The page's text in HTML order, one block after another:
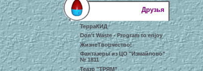
Друзья
ТерраКИД
Don't Waste - Program to enjoy
ЖизнеТворчество!
Фантазеры из ЦО "Измайлово"
№ 1811
Театр "ТРЯМ"